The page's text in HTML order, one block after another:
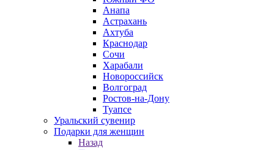
Анапа
Астрахань
Ахтуба
Краснодар
Сочи
Харабали
Новороссийск
Волгоград
Ростов-на-Дону
Туапсе
Уральский сувенир
Подарки для женщин
Назад